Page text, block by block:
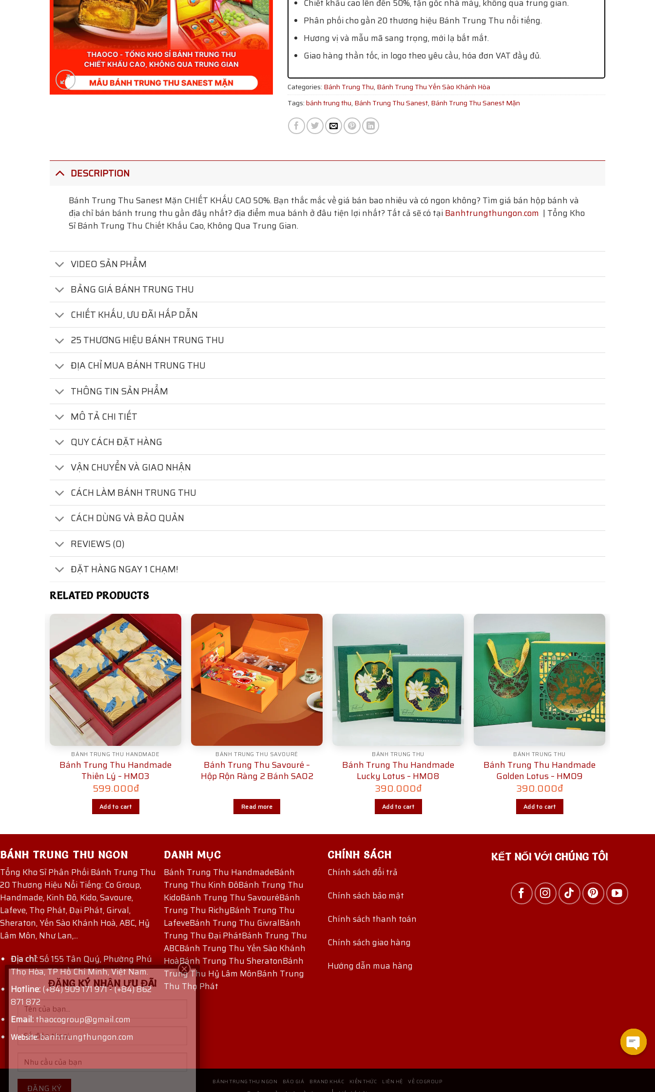
Chiết khấu cao lên đến 50%, tận gốc nhà máy, không qua trung gian.
Phân phối cho gần 20 thương hiệu Bánh Trung Thu nổi tiếng.
Hương vị và mẫu mã sang trọng, mới lạ bắt mắt.
Giao hàng thần tốc, in logo theo yêu cầu, hóa đơn VAT đầy đủ.
Categories: Bánh Trung Thu, Bánh Trung Thu Yến Sào Khánh Hòa
Tags:bánh trung thu, Bánh Trung Thu Sanest, Bánh Trung Thu Sanest Mặn
DESCRIPTION
Bánh Trung Thu Sanest Mặn CHIẾT KHẤU CAO 50%. Bạn thắc mắc về giá bán bao nhiêu và có ngon không? Tìm giá bán hộp bánh và
địa chỉ bán bánh trung thu gần đây nhất? địa điểm mua bánh ở đâu tiện lợi nhất? Tất cả sẽ có tại Banhtrungthungon.com | Tổng Kho
Sỉ Bánh Trung Thu Chiết Khấu Cao, Không Qua Trung Gian.
VIDEO SẢN PHẨM
BẢNG GIÁ BÁNH TRUNG THU
CHIẾT KHẤU, ƯU ĐÃI HẤP DẪN
25 THƯƠNG HIỆU BÁNH TRUNG THU
ĐỊA CHỈ MUA BÁNH TRUNG THU
THÔNG TIN SẢN PHẨM
MÔ TẢ CHI TIẾT
QUY CÁCH ĐẶT HÀNG
VẬN CHUYỂN VÀ GIAO NHẬN
CÁCH LÀM BÁNH TRUNG THU
CÁCH DÙNG VÀ BẢO QUẢN
REVIEWS (0)
ĐẶT HÀNG NGAY 1 CHẠM!
RELATED PRODUCTS
BÁNH TRUNG THU HANDMADE
Bánh Trung Thu Handmade
Thiên Lý – HM03
599.000₫
Add to cart
BÁNH TRUNG THU SAVOURÉ
Bánh Trung Thu Savouré –
Hộp Rộn Ràng 2 Bánh SA02
Read more
BÁNH TRUNG THU
Bánh Trung Thu Handmade
Lucky Lotus – HM08
390.000₫
Add to cart
BÁNH TRUNG THU
Bánh Trung Thu Handmade
Golden Lotus – HM09
390.000₫
Add to cart
BÁNH TRUNG THU NGON
Tổng Kho Sỉ Phân Phối Bánh Trung Thu
20 Thương Hiệu Nổi Tiếng: Co Group,
Handmade, Kinh Đô, Kido, Savoure,
Lafeve, Thọ Phát, Đại Phát, Girval,
Sheraton, Yến Sào Khánh Hoà, ABC, Hỷ
Lâm Môn, Như Lan,...
Địa chỉ:Số 155 Tân Quý, Phường Phú
Thọ Hòa, TP Hồ Chí Minh, Việt Nam.
Hotline:(+84) 909 171 971-(+84) 862
871 872
Email:thaocogroup@gmail.com
Website:banhtrungthungon.com
DANH MỤC
Bánh Trung Thu HandmadeBánh
Trung Thu Kinh ĐôBánh Trung Thu
KidoBánh Trung Thu SavouréBánh
Trung Thu RichyBánh Trung Thu
LafeveBánh Trung Thu GivralBánh
Trung Thu Đại PhátBánh Trung Thu
ABCBánh Trung Thu Yến Sào Khánh
HoàBánh Trung Thu SheratonBánh
Trung Thu Hỷ Lâm MônBánh Trung
Thu Thọ Phát
CHÍNH SÁCH
Chính sách đổi trả
Chính sách bảo mật
Chính sách thanh toán
Chính sách giao hàng
Hướng dẫn mua hàng
KẾT NỐI VỚI CHÚNG TÔI
BÁNH TRUNG THU NGON BÁO GIÁ BRAND KHÁC KIẾN THỨC LIÊN HỆ VỀ COGROUP
ĐĂNG KÝ NHẬN ƯU ĐÃI